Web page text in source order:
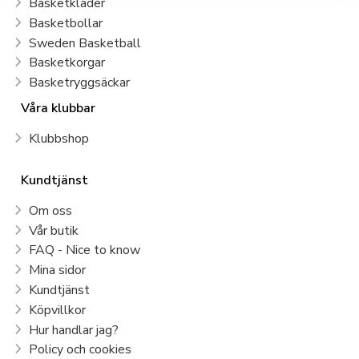
Basketbollar
Sweden Basketball
Basketkorgar
Basketryggsäckar
Våra klubbar
Klubbshop
Kundtjänst
Om oss
Vår butik
FAQ - Nice to know
Mina sidor
Kundtjänst
Köpvillkor
Hur handlar jag?
Policy och cookies